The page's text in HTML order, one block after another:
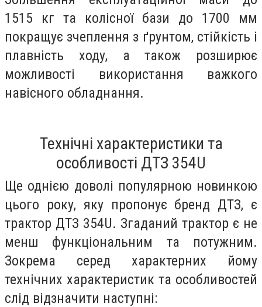
1515 кг та колісної бази до 1700 мм
покращує зчеплення з ґрунтом, стійкість і
плавність ходу, а також розширює
можливості використання важкого
навісного обладнання.
Технічні характеристики та
особливості ДТЗ 354U
Ще однією доволі популярною новинкою
цього року, яку пропонує бренд ДТЗ, є
трактор ДТЗ 354U. Згаданий трактор є не
менш функціональним та потужним.
Зокрема серед характерних йому
технічних характеристик та особливостей
слід відзначити наступні: